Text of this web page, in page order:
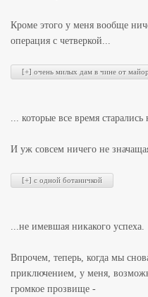
Кроме этого у меня вообще
операция с четверкой...
... которые все время
И уж совсем ничего не
...не имевшая никакого успеха.
Впрочем, теперь, когда мы
приключением, у меня,
громкое прозвище -